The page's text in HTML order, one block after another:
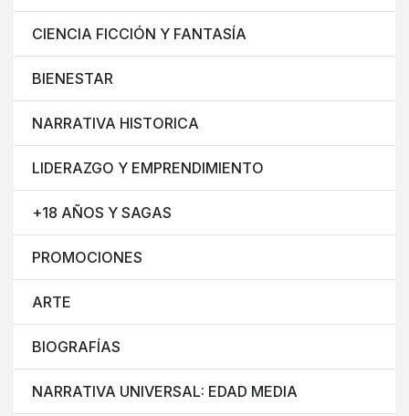
CIENCIA FICCIÓN Y FANTASÍA
BIENESTAR
NARRATIVA HISTORICA
LIDERAZGO Y EMPRENDIMIENTO
+18 AÑOS Y SAGAS
PROMOCIONES
ARTE
BIOGRAFÍAS
NARRATIVA UNIVERSAL: EDAD MEDIA